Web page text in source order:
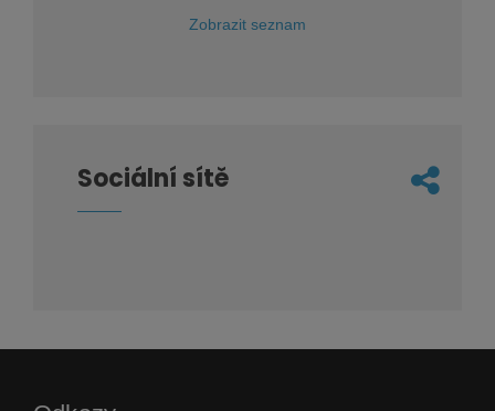
Zobrazit seznam
Sociální sítě